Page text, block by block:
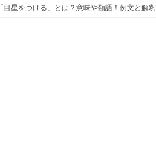
「目星をつける」とは？意味や類語！例文と解釈